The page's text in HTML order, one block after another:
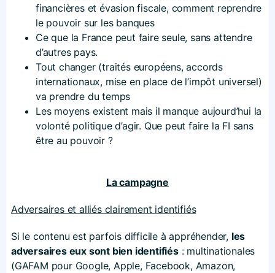
financières et évasion fiscale, comment reprendre
le pouvoir sur les banques
Ce que la France peut faire seule, sans attendre
d’autres pays.
Tout changer (traités européens, accords
internationaux, mise en place de l’impôt universel)
va prendre du temps
Les moyens existent mais il manque aujourd’hui la
volonté politique d’agir. Que peut faire la FI sans
être au pouvoir ?
La campagne
Adversaires et alliés clairement identifiés
Si le contenu est parfois difficile à appréhender, les
adversaires eux sont bien identifiés: multinationales
(GAFAM pour Google, Apple, Facebook, Amazon,